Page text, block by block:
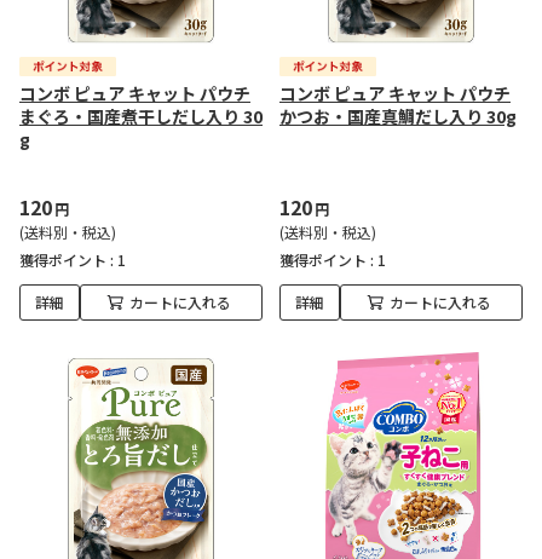
コンボ ピュア キャット パウチ
まぐろ・国産煮干しだし入り 30
g
120円
(送料別・税込)
獲得ポイント : 1
詳細 カートに入れる
コンボ ピュア キャット パウチ
かつお・国産真鯛だし入り 30g
120円
(送料別・税込)
獲得ポイント : 1
詳細 カートに入れる